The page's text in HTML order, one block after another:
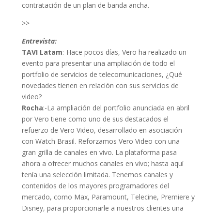
contratación de un plan de banda ancha.
>>
Entrevista:
TAVI Latam:-Hace pocos días, Vero ha realizado un
evento para presentar una ampliación de todo el
portfolio de servicios de telecomunicaciones, ¿Qué
novedades tienen en relación con sus servicios de
video?
Rocha:-La ampliación del portfolio anunciada en abril
por Vero tiene como uno de sus destacados el
refuerzo de Vero Video, desarrollado en asociación
con Watch Brasil. Reforzamos Vero Video con una
gran grilla de canales en vivo. La plataforma pasa
ahora a ofrecer muchos canales en vivo; hasta aquí
tenía una selección limitada. Tenemos canales y
contenidos de los mayores programadores del
mercado, como Max, Paramount, Telecine, Premiere y
Disney, para proporcionarle a nuestros clientes una